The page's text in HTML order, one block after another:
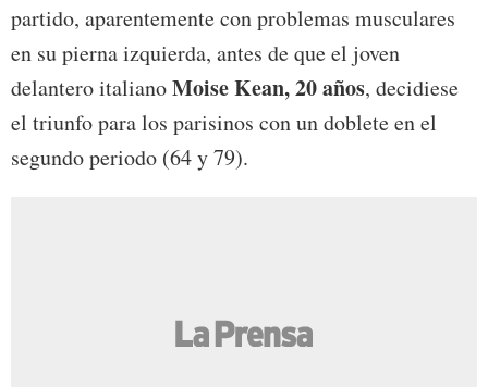
partido, aparentemente con problemas musculares
en su pierna izquierda, antes de que el joven
delantero italianoMoise Kean, 20 años, decidiese
el triunfo para los parisinos con un doblete en el
segundo periodo (64 y 79).